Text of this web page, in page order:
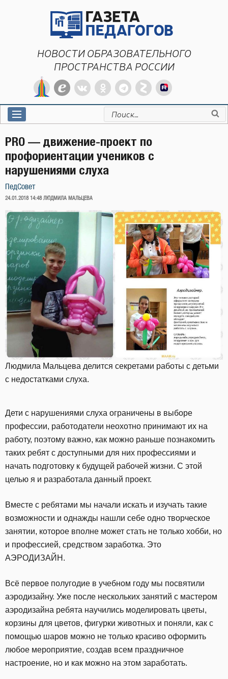
НОВОСТИ ОБРАЗОВАТЕЛЬНОГО
ПРОСТРАНСТВА РОССИИ
Искать:
PRO — движение-проект по
профориентации учеников с
нарушениями слуха
ПедСовет
ОПУБЛИКОВАНО
24.01.2018 14:48 ЛЮДМИЛА МАЛЬЦЕВА
Людмила Мальцева делится секретами работы с детьми
с недостатками слуха.
Дети с нарушениями слуха ограничены в выборе
профессии, работодатели неохотно принимают их на
работу, поэтому важно, как можно раньше познакомить
таких ребят с доступными для них профессиями и
начать подготовку к будущей рабочей жизни. С этой
целью я и разработала данный проект.
Вместе с ребятами мы начали искать и изучать такие
возможности и однажды нашли себе одно творческое
занятии, которое вполне может стать не только хобби, но
и профессией, средством заработка. Это
АЭРОДИЗАЙН.
Всё первое полугодие в учебном году мы посвятили
аэродизайну. Уже после нескольких занятий с мастером
аэродизайна ребята научились моделировать цветы,
корзины для цветов, фигурки животных и поняли, как с
помощью шаров можно не только красиво оформить
любое мероприятие, создав всем праздничное
настроение, но и как можно на этом заработать.